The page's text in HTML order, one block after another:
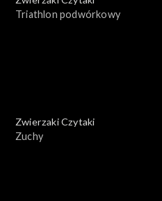
Triathlon podwórkowy
Zwierzaki Czytaki
Zuchy